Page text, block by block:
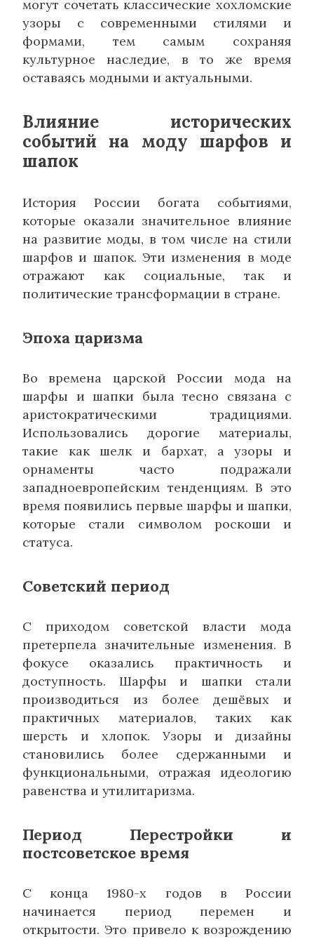
могут сочетать классические хохломские
узоры с современными стилями и
формами, тем самым сохраняя
культурное наследие, в то же время
оставаясь модными и актуальными.
Влияние исторических
событий на моду шарфов и
шапок
История России богата событиями,
которые оказали значительное влияние
на развитие моды, в том числе на стили
шарфов и шапок. Эти изменения в моде
отражают как социальные, так и
политические трансформации в стране.
Эпоха царизма
Во времена царской России мода на
шарфы и шапки была тесно связана с
аристократическими традициями.
Использовались дорогие материалы,
такие как шелк и бархат, а узоры и
орнаменты часто подражали
западноевропейским тенденциям. В это
время появились первые шарфы и шапки,
которые стали символом роскоши и
статуса.
Советский период
С приходом советской власти мода
претерпела значительные изменения. В
фокусе оказались практичность и
доступность. Шарфы и шапки стали
производиться из более дешёвых и
практичных материалов, таких как
шерсть и хлопок. Узоры и дизайны
становились более сдержанными и
функциональными, отражая идеологию
равенства и утилитаризма.
Период Перестройки и
постсоветское время
С конца 1980-х годов в России
начинается период перемен и
открытости. Это привело к возрождению